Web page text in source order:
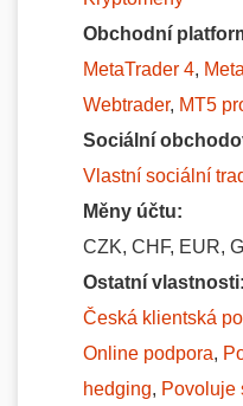
Obchodní
MetaTrader 4,
Webtrader, MT5
Sociální
Vlastní sociální
Měny účtu:
CZK, CHF, EUR,
Ostatní vlastnosti:
Česká klientská
Online podpora,
hedging, Povoluje